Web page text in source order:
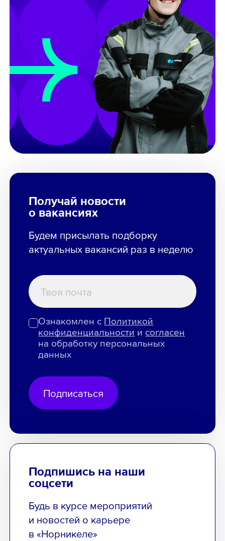
Получай новости
о вакансиях
Будем присылать подборку
актуальных вакансий раз в неделю
Ознакомлен с Политикой
конфиденциальности и согласен
на обработку персональных
данных
Подписаться
Подпишись на наши
соцсети
Будь в курсе мероприятий
и новостей о карьере
в «Норникеле»